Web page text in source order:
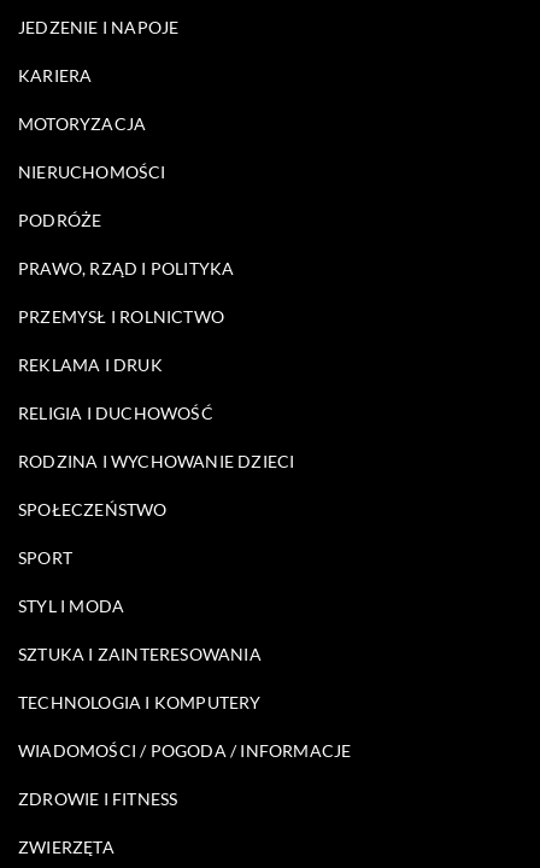
JEDZENIE I NAPOJE
KARIERA
MOTORYZACJA
NIERUCHOMOŚCI
PODRÓŻE
PRAWO, RZĄD I POLITYKA
PRZEMYSŁ I ROLNICTWO
REKLAMA I DRUK
RELIGIA I DUCHOWOŚĆ
RODZINA I WYCHOWANIE DZIECI
SPOŁECZEŃSTWO
SPORT
STYL I MODA
SZTUKA I ZAINTERESOWANIA
TECHNOLOGIA I KOMPUTERY
WIADOMOŚCI / POGODA / INFORMACJE
ZDROWIE I FITNESS
ZWIERZĘTA